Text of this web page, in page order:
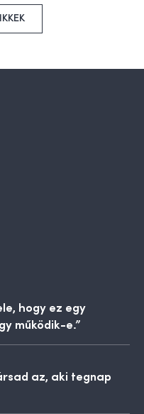
hogy ez egy
működik-e.”
az, aki tegnap